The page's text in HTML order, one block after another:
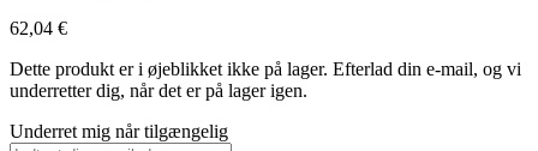
62,04 €
Dette produkt er i øjeblikket ikke på lager. Efterlad din e-mail, og vi
underretter dig, når det er på lager igen.
Underret mig når tilgængelig